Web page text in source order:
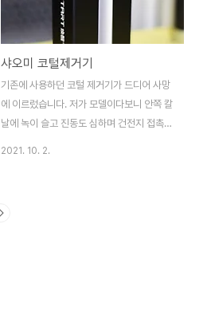
장찌개가 일품입니다. 물론 개인 맛의 차이겠
지요. 속초 중앙시장에 들러 배불리 끼니를
해결 했습니다. 2022-05-01
샤오미 코털제거기
기존에 사용하던 코털 제거기가 드디어 사망
에 이르렀습니다. 저가 모델이다보니 안쪽 칼
날에 녹이 슬고 진동도 심하며 건전지 접촉에
전지(AAA) 하나가 들어가는 구조로 하부를
2021. 10. 2.